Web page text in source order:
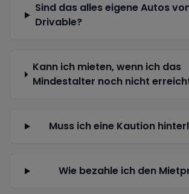
Sind das alles eigene Autos
Drivable?
Kann ich mieten, wenn ich das
Mindestalter noch nicht
Muss ich eine Kaution
Wie bezahle ich den